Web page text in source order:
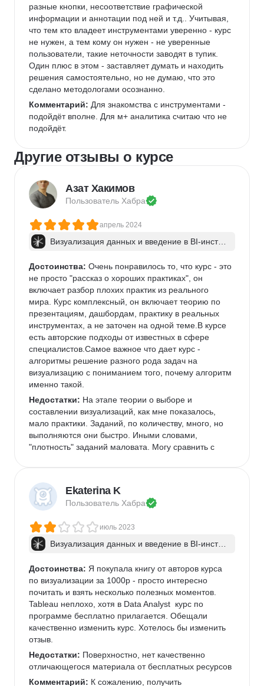
разные кнопки, несоответствие графической
информации и аннотации под ней и т.д.. Учитывая,
что тем кто владеет инструментами уверенно - курс
не нужен, а тем кому он нужен - не уверенные
пользователи, такие неточности заводят в тупик.
Один плюс в этом - заставляет думать и находить
решения самостоятельно, но не думаю, что это
сделано методологами осознанно.
Комментарий: Для знакомства с инструментами -
подойдёт вполне. Для м+ аналитика считаю что не
подойдёт.
Другие отзывы о курсе
Азат Хакимов
Пользователь Хабра
апрель 2024
Визуализация данных и введение в BI-инстру
Достоинства: Очень понравилось то, что курс - это
не просто "рассказ о хороших практиках", он
включает разбор плохих практик из реального
мира. Курс комплексный, он включает теорию по
презентациям, дашбордам, практику в реальных
инструментах, а не заточен на одной теме.В курсе
есть авторские подходы от известных в сфере
специалистов.Самое важное что дает курс -
алгоритмы решение разного рода задач на
визуализацию с пониманием того, почему алгоритм
именно такой.
Недостатки: На этапе теории о выборе и
составлении визуализаций, как мне показалось,
мало практики. Заданий, по количеству, много, но
выполняются они быстро. Иными словами,
"плотность" заданий маловата. Могу сравнить с
яндекса - там есть ощущение, что ты уже устал от
задач, но надо себя пересилить и доделать, на
этом курсе такое возникает только на финальном
меньшей степени заточен на изучение "хардов" в
инструментах визуализации: вас познакомят с
Tableau, Datalence, Datawrapper, расскажут о
возможностях, но никто не будет учить вас писать
Комментарий: Я уже был специалистом с опытом
более полутора лет в разработке дашбордов в
Power BI, когда решил пройти курс. Я искал
возможности найти и закрыть белые пятна в своих
знаниях, так как обладал хорошими знаниями
инструмента, но никогда не учился специально
методам визуального отображения данных, т.е.
Ekaterina K
Пользователь Хабра
июль 2023
Визуализация данных и введение в BI-инстру
Достоинства: Я покупала книгу от авторов курса
по визуализации за 1000р - просто интересно
почитать и взять несколько полезных моментов.
Tableau неплохо, хотя в Data Analyst  курс по
программе бесплатно прилагается. Обещали
качественно изменить курс. Хотелось бы изменить
отзыв.
Недостатки: Поверхностно, нет качественно
отличающегося материала от бесплатных ресурсов
Комментарий: К сожалению, получить